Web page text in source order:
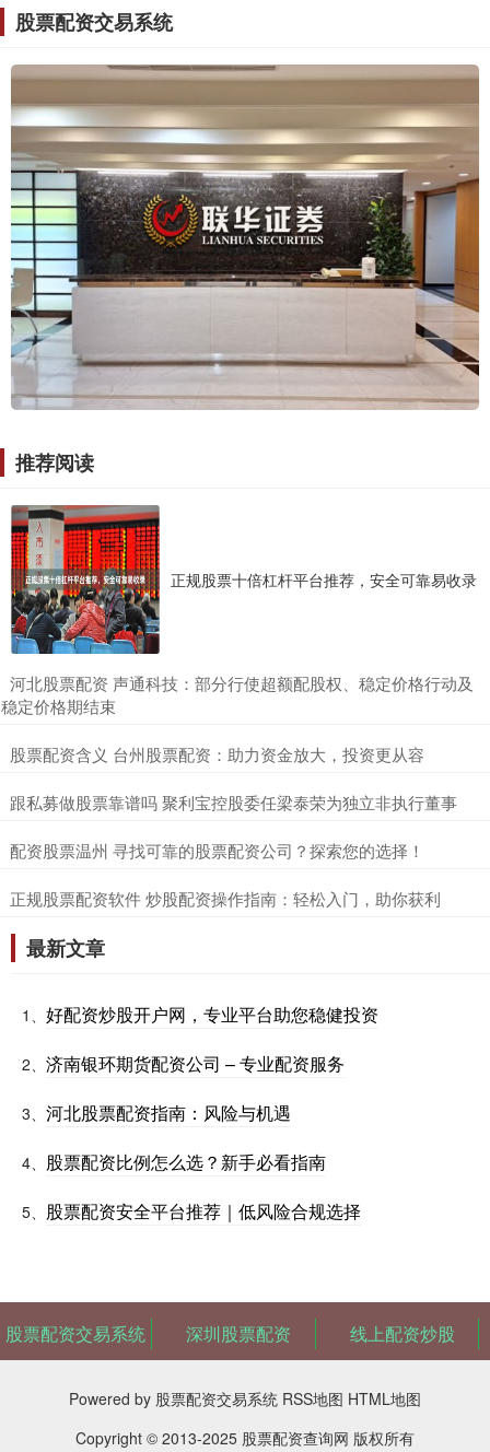
股票配资交易系统
推荐阅读
正规股票十倍杠杆平台推荐，安全可靠易收录
​河北股票配资 声通科技：部分行使超额配股权、稳定价格行动及
稳定价格期结束
​股票配资含义 台州股票配资：助力资金放大，投资更从容
​跟私募做股票靠谱吗 聚利宝控股委任梁泰荣为独立非执行董事
​配资股票温州 寻找可靠的股票配资公司？探索您的选择！
​正规股票配资软件 炒股配资操作指南：轻松入门，助你获利
最新文章
1、 好配资炒股开户网，专业平台助您稳健投资
2、 济南银环期货配资公司 – 专业配资服务
3、 河北股票配资指南：风险与机遇
4、 股票配资比例怎么选？新手必看指南
5、 股票配资安全平台推荐｜低风险合规选择
股票配资交易系统 深圳股票配资 线上配资炒股
Powered by 股票配资交易系统 RSS地图 HTML地图
Copyright © 2013-2025 股票配资查询网 版权所有